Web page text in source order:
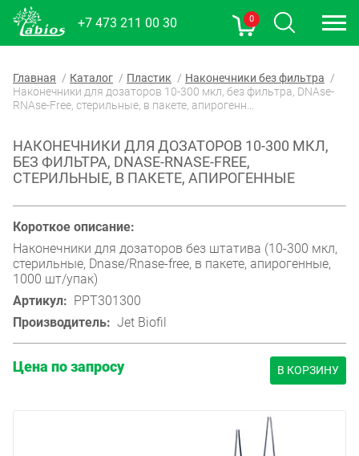
+7 473 211 00 30 0
Главная Каталог Пластик
Наконечники без фильтра
Наконечники для дозаторов 10-300 мкл, без фильтра, DNAse-
RNAse-Free, стерильные, в пакете, апирогенн...
НАКОНЕЧНИКИ ДЛЯ ДОЗАТОРОВ 10-300 МКЛ,
БЕЗ ФИЛЬТРА, DNASE-RNASE-FREE,
СТЕРИЛЬНЫЕ, В ПАКЕТЕ, АПИРОГЕННЫЕ
Короткое описание:
Наконечники для дозаторов без штатива (10-300 мкл,
стерильные, Dnase/Rnase-free, в пакете, апирогенные,
1000 шт/упак)
Артикул: PPT301300
Производитель: Jet Biofil
Цена по запросу В КОРЗИНУ